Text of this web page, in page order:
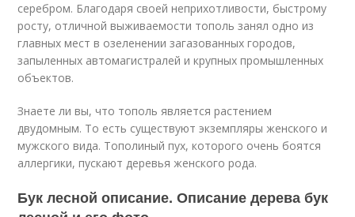
серебром. Благодаря своей неприхотливости, быстрому
росту, отличной выживаемости тополь занял одно из
главных мест в озеленении загазованных городов,
запыленных автомагистралей и крупных промышленных
объектов.
Знаете ли вы, что тополь является растением
двудомным. То есть существуют экземпляры женского и
мужского вида. Тополиный пух, которого очень боятся
аллергики, пускают деревья женского рода.
Бук лесной описание. Описание дерева бук